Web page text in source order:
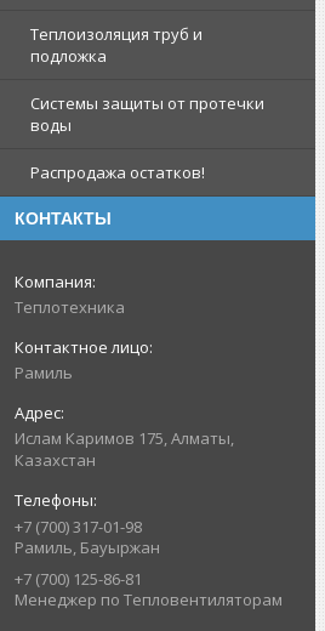
Теплоизоляция труб и
подложка
Системы защиты от протечки
воды
Распродажа остатков!
КОНТАКТЫ
Теплотехника
Рамиль
Ислам Каримов 175, Алматы,
Казахстан
+7 (700) 317-01-98
Рамиль, Бауыржан
+7 (700) 125-86-81
Менеджер по Тепловентиляторам